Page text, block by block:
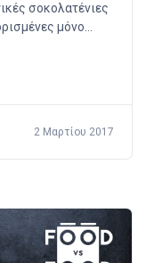
σοκολατένιες
μόνο…
2 Μαρτίου 2017